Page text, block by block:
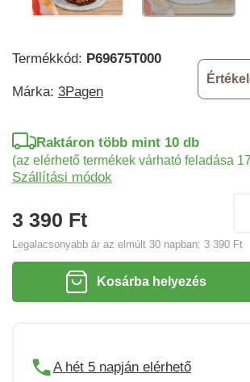
Termékkód: P69675T000
Márka: 3Pagen
3 390 Ft
Legalacsonyabb ár az elmúlt 30 napban: 3 390 Ft
Raktáron több mint 10 db
(az elérhető termékek várható feladása
Szállítási módok
Kosárba helyezés
A hét 5 napján elérhető